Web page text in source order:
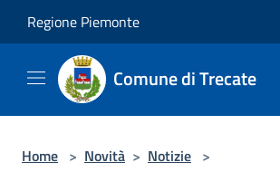
Regione Piemonte
Comune di Trecate
Home > Novità > Notizie >